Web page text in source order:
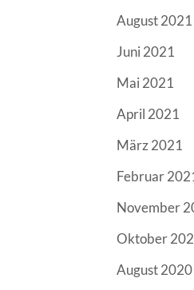
August 2021
Juni 2021
Mai 2021
April 2021
März 2021
Februar
November
Oktober
August 2020